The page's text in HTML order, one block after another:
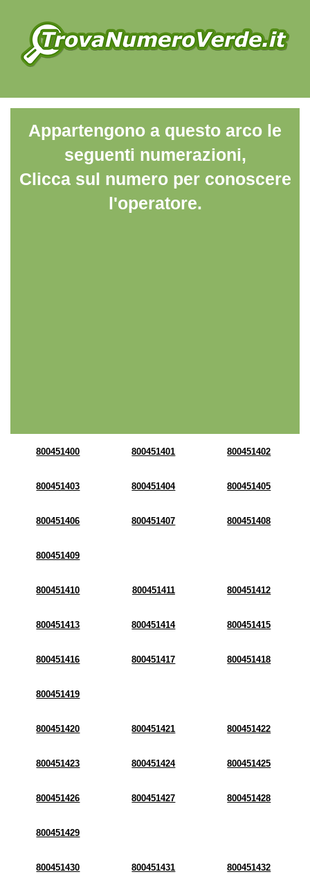
Appartengono a questo arco le
seguenti numerazioni,
Clicca sul numero per conoscere
l'operatore.
800451400 800451401 800451402
800451403 800451404 800451405
800451406 800451407 800451408
800451409
800451410 800451411 800451412
800451413 800451414 800451415
800451416 800451417 800451418
800451419
800451420 800451421 800451422
800451423 800451424 800451425
800451426 800451427 800451428
800451429
800451430 800451431 800451432